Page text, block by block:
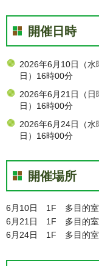
開催日時
2026年6月10日（水
日）16時00分
2026年6月21日（日
日）16時00分
2026年6月24日（水
日）16時00分
開催場所
6月10日 1F 多目的
6月21日 1F 多目的
6月24日 1F 多目的室